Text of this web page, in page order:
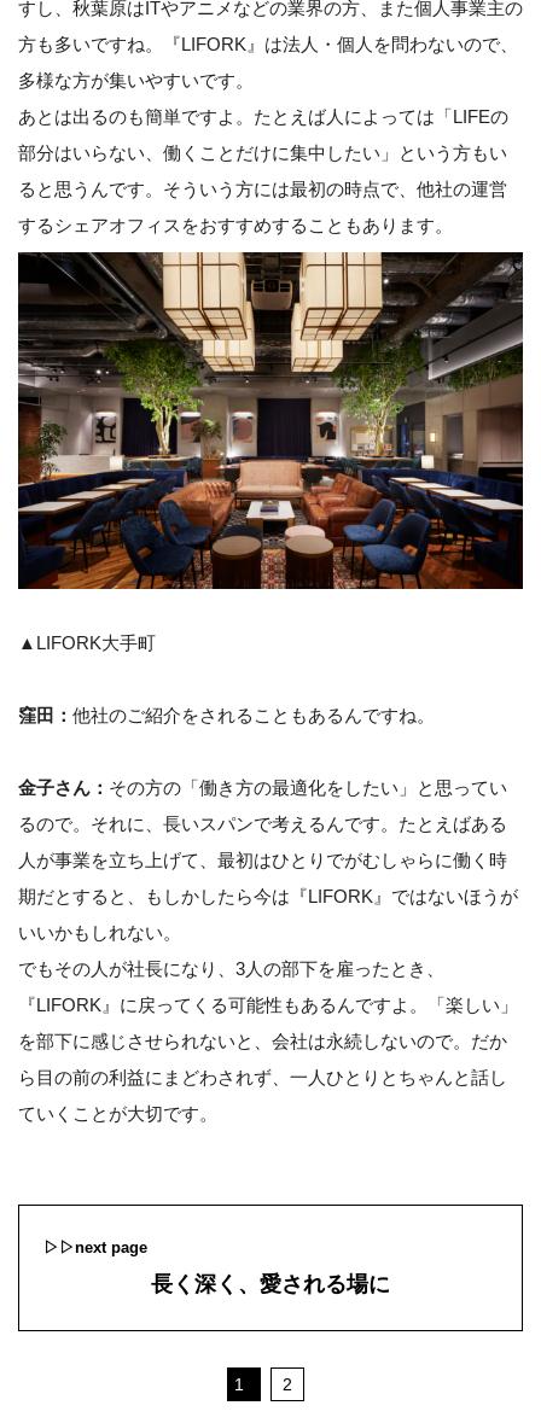
すし、秋葉原はITやアニメなどの業界の方、また個人事業主の
方も多いですね。『LIFORK』は法人・個人を問わないので、
多様な方が集いやすいです。
あとは出るのも簡単ですよ。たとえば人によっては「LIFEの
部分はいらない、働くことだけに集中したい」という方もい
ると思うんです。そういう方には最初の時点で、他社の運営
するシェアオフィスをおすすめすることもあります。
▲LIFORK大手町
窪田： 他社のご紹介をされることもあるんですね。
金子さん： その方の「働き方の最適化をしたい」と思ってい
るので。それに、長いスパンで考えるんです。たとえばある
人が事業を立ち上げて、最初はひとりでがむしゃらに働く時
期だとすると、もしかしたら今は『LIFORK』ではないほうが
いいかもしれない。
でもその人が社長になり、3人の部下を雇ったとき、
『LIFORK』に戻ってくる可能性もあるんですよ。「楽しい」
を部下に感じさせられないと、会社は永続しないので。だか
ら目の前の利益にまどわされず、一人ひとりとちゃんと話し
ていくことが大切です。
▷▷next page
長く深く、愛される場に
1 2